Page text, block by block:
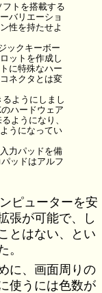
トを搭載する
バリエーショ
性を持たせよ
ックキーボー
ットを作成し
に特殊なハー
ネクタとは変
ようにしまし
ハードウェア
ようになり、
うになってい
力パッドを備
ッドはアルフ
ピューターを安
張が可能で、し
とはない、とい
。
に、画面周りの
使うには色数が